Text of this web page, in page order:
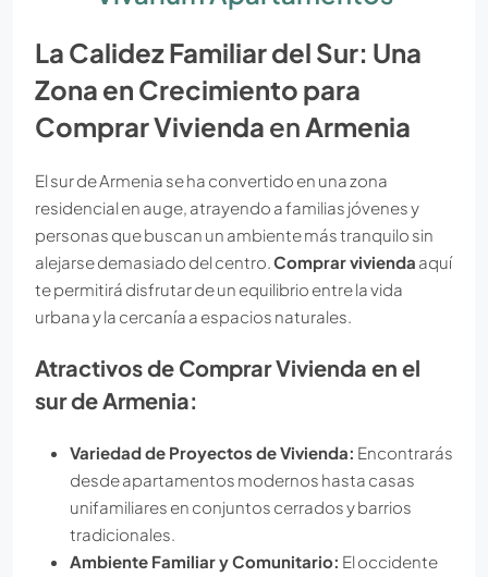
La Calidez Familiar del Sur: Una
Zona en Crecimiento para
Comprar Vivienda enArmenia
El sur de Armenia se ha convertido en una zona
residencial en auge, atrayendo a familias jóvenes y
personas que buscan un ambiente más tranquilo sin
alejarse demasiado del centro.Comprar vivienda aquí
te permitirá disfrutar de un equilibrio entre la vida
urbana y la cercanía a espacios naturales.
Atractivos de Comprar Vivienda en el
sur de Armenia:
Variedad de Proyectos de Vivienda: Encontrarás
desde apartamentos modernos hasta casas
unifamiliares en conjuntos cerrados y barrios
tradicionales.
Ambiente Familiar y Comunitario: El occidente